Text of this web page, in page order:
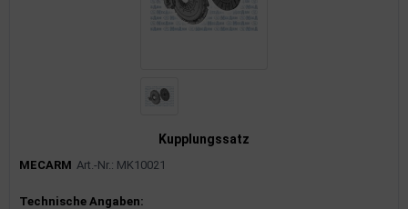
Kupplungssatz
MECARM Art.-Nr.: MK10021
Produktinformationen
Technische Angaben: